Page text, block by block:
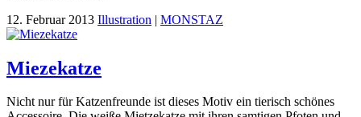
12. Februar 2013 Illustration | MONSTAZ
Miezekatze
Nicht nur für Katzenfreunde ist dieses Motiv ein tierisch schönes